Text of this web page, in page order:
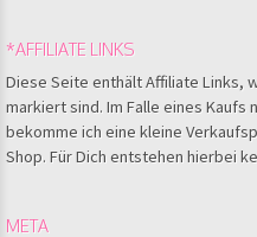
*AFFILIATE LINKS
Diese Seite enthält Affiliate Links,
markiert sind. Im Falle eines Kaufs
bekomme ich eine kleine
Shop. Für Dich entstehen hierbei
META